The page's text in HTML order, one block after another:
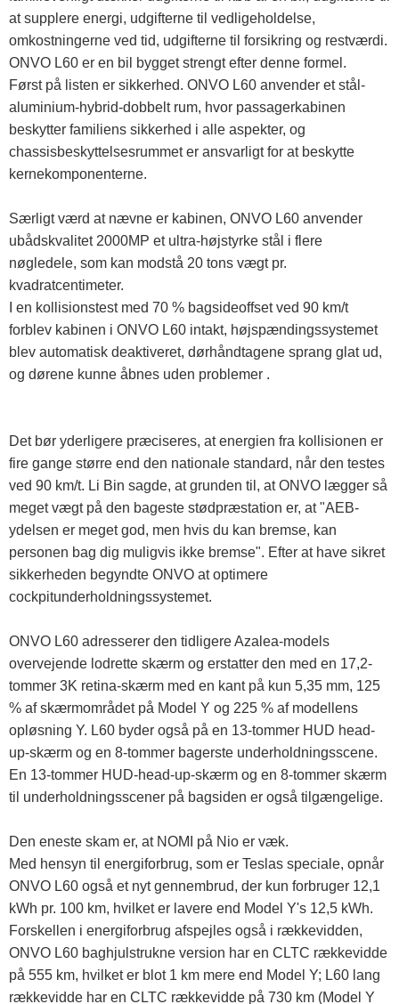
at supplere energi, udgifterne til vedligeholdelse,
omkostningerne ved tid, udgifterne til forsikring og restværdi.
ONVO L60 er en bil bygget strengt efter denne formel.
Først på listen er sikkerhed. ONVO L60 anvender et stål-
aluminium-hybrid-dobbelt rum, hvor passagerkabinen
beskytter familiens sikkerhed i alle aspekter, og
chassisbeskyttelsesrummet er ansvarligt for at beskytte
kernekomponenterne.
Særligt værd at nævne er kabinen, ONVO L60 anvender
ubådskvalitet 2000MP et ultra-højstyrke stål i flere
nøgledele, som kan modstå 20 tons vægt pr.
kvadratcentimeter.
I en kollisionstest med 70 % bagsideoffset ved 90 km/t
forblev kabinen i ONVO L60 intakt, højspændingssystemet
blev automatisk deaktiveret, dørhåndtagene sprang glat ud,
og dørene kunne åbnes uden problemer .
Det bør yderligere præciseres, at energien fra kollisionen er
fire gange større end den nationale standard, når den testes
ved 90 km/t. Li Bin sagde, at grunden til, at ONVO lægger så
meget vægt på den bageste stødpræstation er, at "AEB-
ydelsen er meget god, men hvis du kan bremse, kan
personen bag dig muligvis ikke bremse". Efter at have sikret
sikkerheden begyndte ONVO at optimere
cockpitunderholdningssystemet.
ONVO L60 adresserer den tidligere Azalea-models
overvejende lodrette skærm og erstatter den med en 17,2-
tommer 3K retina-skærm med en kant på kun 5,35 mm, 125
% af skærmområdet på Model Y og 225 % af modellens
opløsning Y. L60 byder også på en 13-tommer HUD head-
up-skærm og en 8-tommer bagerste underholdningsscene.
En 13-tommer HUD-head-up-skærm og en 8-tommer skærm
til underholdningsscener på bagsiden er også tilgængelige.
Den eneste skam er, at NOMI på Nio er væk.
Med hensyn til energiforbrug, som er Teslas speciale, opnår
ONVO L60 også et nyt gennembrud, der kun forbruger 12,1
kWh pr. 100 km, hvilket er lavere end Model Y's 12,5 kWh.
Forskellen i energiforbrug afspejles også i rækkevidden,
ONVO L60 baghjulstrukne version har en CLTC rækkevidde
på 555 km, hvilket er blot 1 km mere end Model Y; L60 lang
rækkevidde har en CLTC rækkevidde på 730 km (Model Y